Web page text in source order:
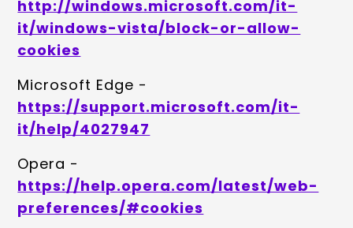
http://windows.microsoft.com/it-
it/windows-vista/block-or-allow-
cookies
Microsoft Edge -
https://support.microsoft.com/it-
it/help/4027947
Opera -
https://help.opera.com/latest/web-
preferences/#cookies